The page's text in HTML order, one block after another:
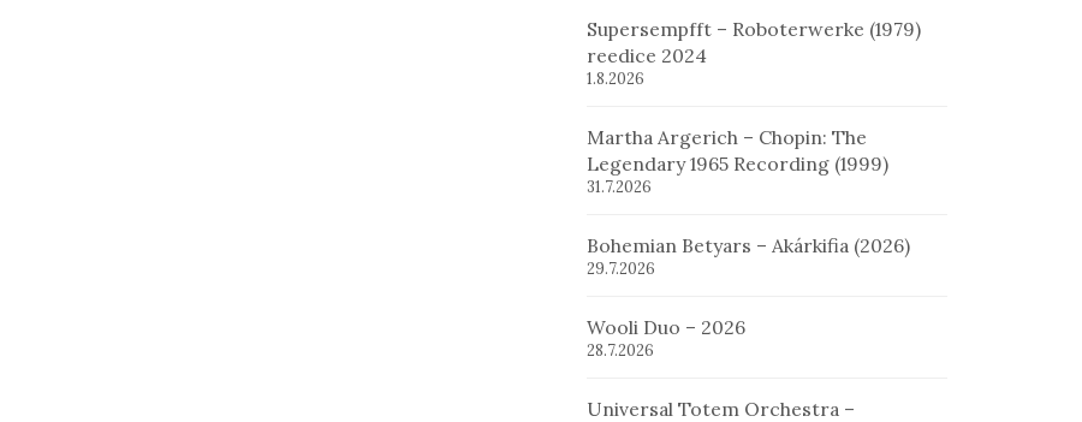
Supersempfft – Roboterwerke (1979)
reedice 2024
1.8.2026
Martha Argerich – Chopin: The
Legendary 1965 Recording (1999)
31.7.2026
Bohemian Betyars – Akárkifia (2026)
29.7.2026
Wooli Duo – 2026
28.7.2026
Universal Totem Orchestra –